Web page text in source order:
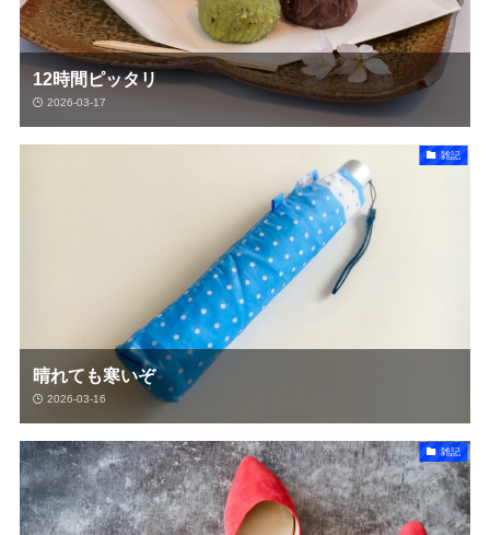
12時間ピッタリ
2026-03-17
雑記
晴れても寒いぞ
2026-03-16
雑記